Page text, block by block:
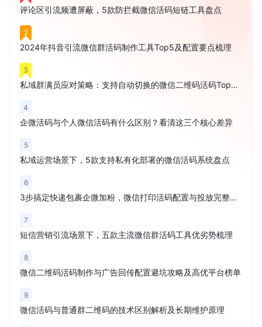
评论区引流频遭屏蔽，5款防拦截微信活码短链工具盘点
2
2024年抖音引流微信群活码制作工具Top5及配置要点梳理
3
私域群满员应对策略：支持自动切换的微信二维码活码Top5盘点
4
企微活码与个人微信活码有什么区别？看清这三个核心差异
5
私域运营场景下，5款支持私有化部署的微信活码系统盘点
6
3步搞定快递包裹企微加粉，微信打印活码配置与投放完整教程
7
短信营销引流场景下，五款主流微信群活码工具优劣势梳理
8
微信二维码活码制作与广告回传配置避坑攻略及高优平台榜单
9
微信活码与普通群二维码的技术区别解析及长期维护原理